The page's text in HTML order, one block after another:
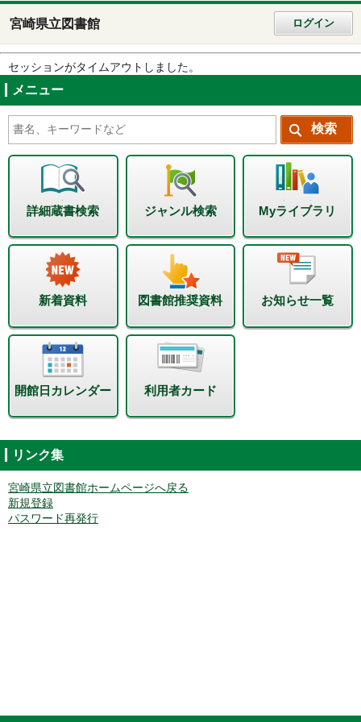
宮崎県立図書館 ログイン
セッションがタイムアウトしました。
メニュー
詳細蔵書検索 ジャンル検索 Myライブラリ
新着資料 図書館推奨資料 お知らせ一覧
開館日カレンダー 利用者カード
リンク集
宮崎県立図書館ホームページへ戻る
新規登録
パスワード再発行